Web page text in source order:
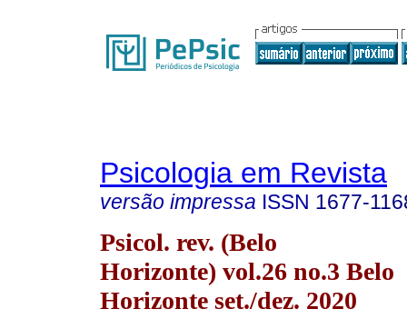
Psicologia em Revista
versão impressa ISSN 1677-
Psicol. rev. (Belo
Horizonte) vol.26 no.3 Belo
Horizonte set./dez. 2020